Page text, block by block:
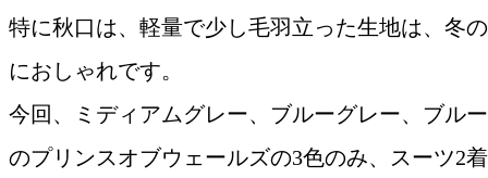
特に秋口は、軽量で少し毛羽立った生地は、冬
におしゃれです。
今回、ミディアムグレー、ブルーグレー、ブル
のプリンスオブウェールズの3色のみ、スーツ2